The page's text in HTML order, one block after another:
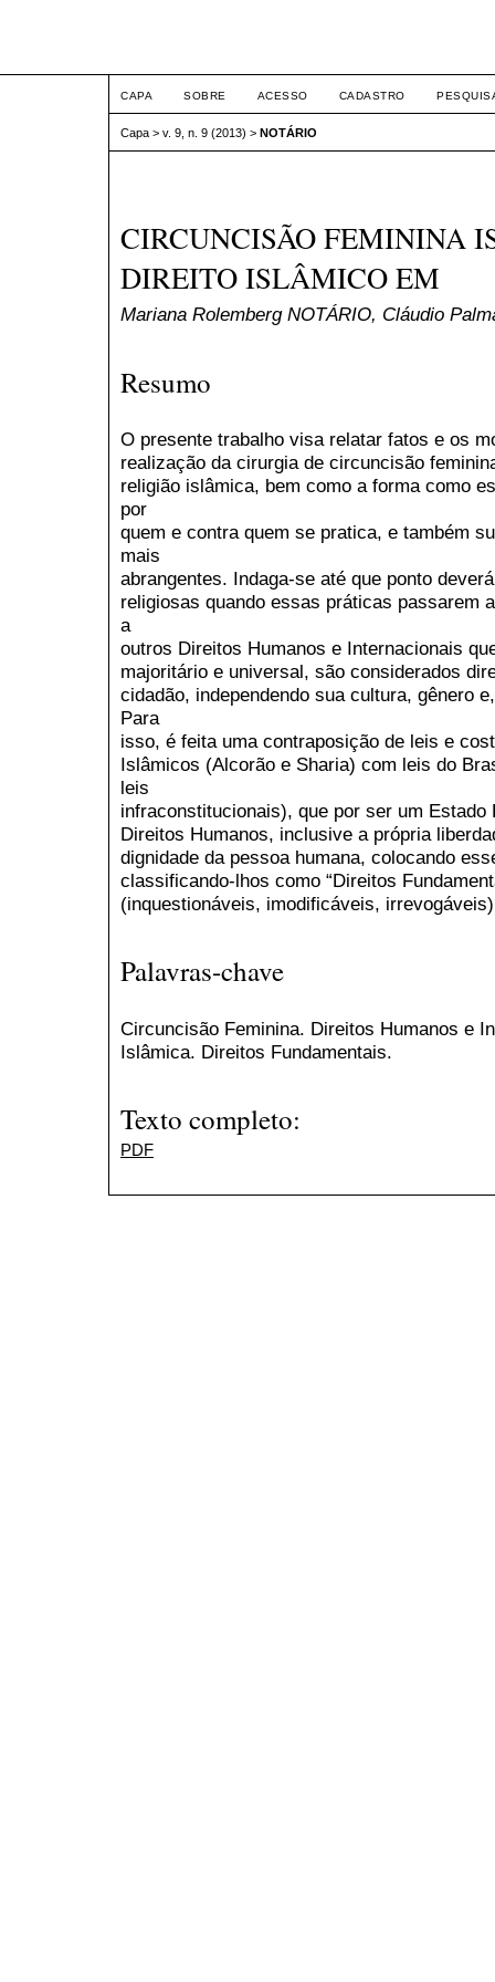
CAPA SOBRE ACESSO CADASTRO
Capa > v. 9, n. 9 (2013) > NOTÁRIO
CIRCUNCISÃO FEMININA
DIREITO ISLÂMICO EM
Mariana Rolemberg NOTÁRIO, Cláudio
Resumo
O presente trabalho visa relatar fatos e os
realização da cirurgia de circuncisão
religião islâmica, bem como a forma como
por
quem e contra quem se pratica, e também
mais
abrangentes. Indaga-se até que ponto
religiosas quando essas práticas passarem
a
outros Direitos Humanos e Internacionais
majoritário e universal, são considerados
cidadão, independendo sua cultura, gênero
Para
isso, é feita uma contraposição de leis e
Islâmicos (Alcorão e Sharia) com leis do
leis
infraconstitucionais), que por ser um
Direitos Humanos, inclusive a própria
dignidade da pessoa humana, colocando
classificando-lhos como “Direitos
(inquestionáveis, imodificáveis,
Palavras-chave
Circuncisão Feminina. Direitos Humanos e
Islâmica. Direitos Fundamentais.
Texto completo:
PDF